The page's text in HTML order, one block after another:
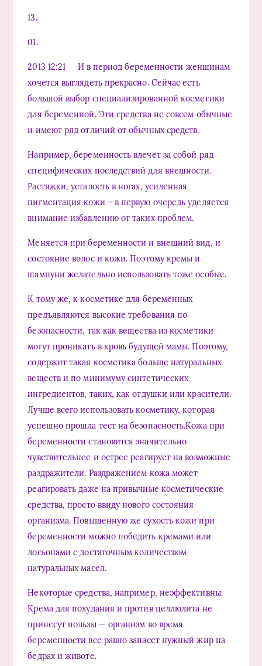
13.
01.
2013 12:21 И в период беременности женщинам
хочется выглядеть прекрасно. Сейчас есть
большой выбор специализированной косметики
для беременной. Эти средства не совсем обычные
и имеют ряд отличий от обычных средств.
Например, беременность влечет за собой ряд
специфических последствий для внешности.
Растяжки, усталость в ногах, усиленная
пигментация кожи – в первую очередь уделяется
внимание избавлению от таких проблем.
Меняется при беременности и внешний вид, и
состояние волос и кожи. Поэтому кремы и
шампуни желательно использовать тоже особые.
К тому же, к косметике для беременных
предъявляются высокие требования по
безопасности, так как вещества из косметики
могут проникать в кровь будущей мамы. Поэтому,
содержит такая косметика больше натуральных
веществ и по минимуму синтетических
ингредиентов, таких, как отдушки или красители.
Лучше всего использовать косметику, которая
успешно прошла тест на безопасность.Кожа при
беременности становится значительно
чувствительнее и острее реагирует на возможные
раздражители. Раздражением кожа может
реагировать даже на привычные косметические
средства, просто ввиду нового состояния
организма. Повышенную же сухость кожи при
беременности можно победить кремами или
лосьонами с достаточным количеством
натуральных масел.
Некоторые средства, например, неэффективны.
Крема для похудания и против целлюлита не
принесут пользы — организм во время
беременности все равно запасет нужный жир на
бедрах и животе.